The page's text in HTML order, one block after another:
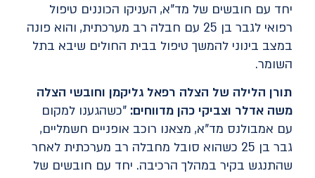
יחד עם חובשים של מד"א, העניקו הכוננים טיפול
רפואי לגבר בן 25 עם חבלה רב מערכתית, והוא פונה
במצב בינוני להמשך טיפול בבית החולים שיבא בתל
השומר.
תורן הלילה של הצלה רפאל גליקמן וחובשי הצלה
משה אדלר וצביקי כהן מדווחים: "כשהגענו למקום
עם אמבולנס מד"א, מצאנו רוכב אופניים חשמליים,
גבר בן 25 כשהוא סובל מחבלה רב מערכתית לאחר
שהתנגש בקיר במהלך הרכיבה. יחד עם חובשים של